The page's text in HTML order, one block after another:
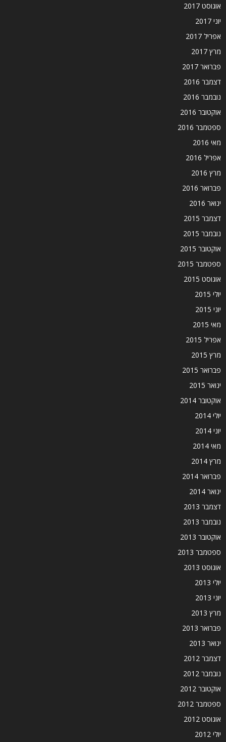
אוגוסט 2017
יוני 2017
אפריל 2017
מרץ 2017
פברואר 2017
דצמבר 2016
נובמבר 2016
אוקטובר 2016
ספטמבר 2016
מאי 2016
אפריל 2016
מרץ 2016
פברואר 2016
ינואר 2016
דצמבר 2015
נובמבר 2015
אוקטובר 2015
ספטמבר 2015
אוגוסט 2015
יולי 2015
יוני 2015
מאי 2015
אפריל 2015
מרץ 2015
פברואר 2015
ינואר 2015
אוקטובר 2014
יולי 2014
יוני 2014
מאי 2014
מרץ 2014
פברואר 2014
ינואר 2014
דצמבר 2013
נובמבר 2013
אוקטובר 2013
ספטמבר 2013
אוגוסט 2013
יולי 2013
יוני 2013
מרץ 2013
פברואר 2013
ינואר 2013
דצמבר 2012
נובמבר 2012
אוקטובר 2012
ספטמבר 2012
אוגוסט 2012
יולי 2012